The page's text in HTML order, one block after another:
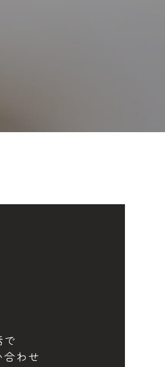
で
合わせ